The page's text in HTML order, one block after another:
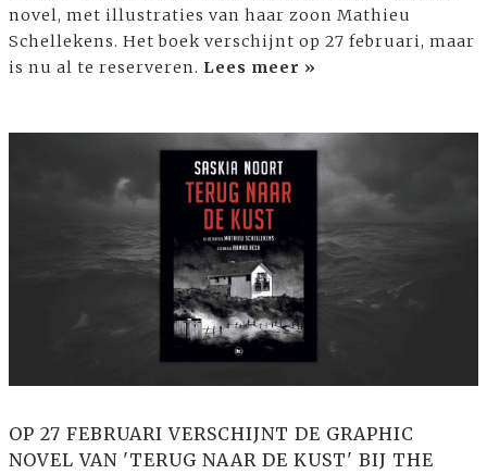
novel, met illustraties van haar zoon Mathieu
Schellekens. Het boek verschijnt op 27 februari, maar
is nu al te reserveren. Lees meer »
OP 27 FEBRUARI VERSCHIJNT DE GRAPHIC
NOVEL VAN 'TERUG NAAR DE KUST' BIJ THE